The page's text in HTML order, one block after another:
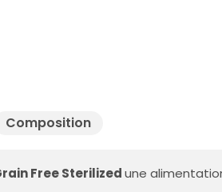
Composition
Free Sterilizedune